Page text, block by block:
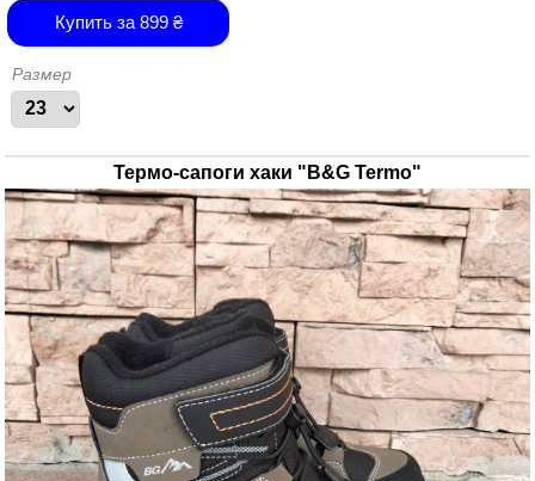
Купить за 899₴
Размер
Термо-сапоги хаки "B&G Termo"